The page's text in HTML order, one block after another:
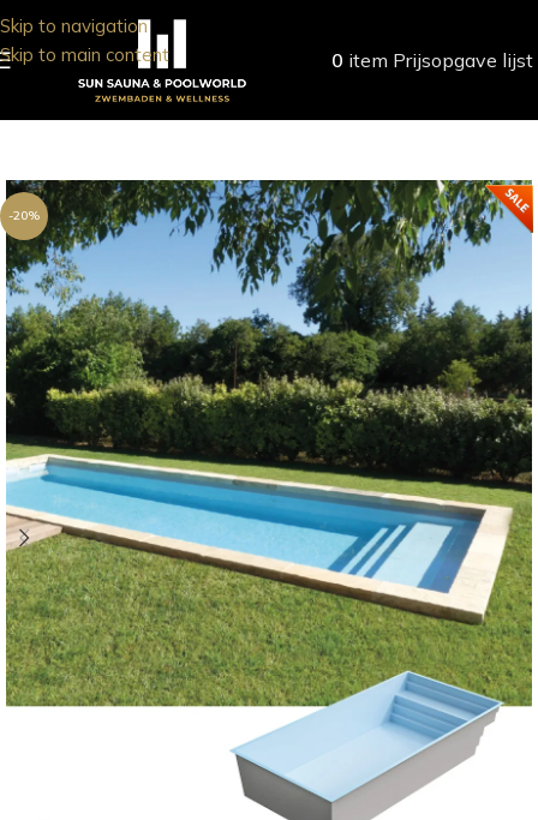
Skip to navigation
Skip to main content
0 item Prijsopgave lijst
-20%